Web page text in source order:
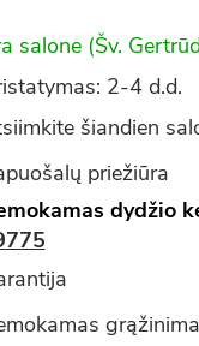
salone (Šv.
2-4 d.d.
šiandien
priežiūra
dydžio